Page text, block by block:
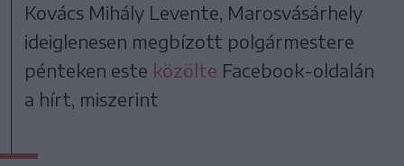
Kovács Mihály Levente, Marosvásárhely
ideiglenesen megbízott polgármestere
pénteken este közölte Facebook-oldalán
a hírt, miszerint